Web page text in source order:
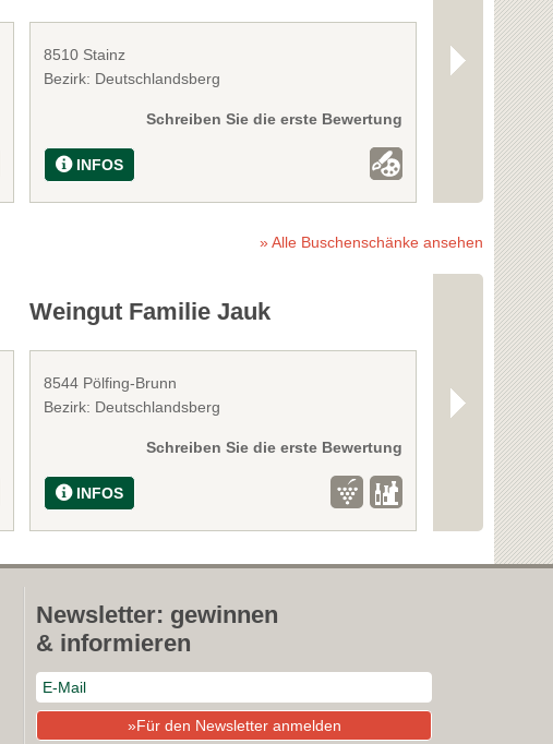
8510 Stainz
Bezirk: Deutschlandsberg
Schreiben Sie die erste Bewertung
INFOS
8510 Stainz
Bezirk:
INFOS
» Alle Buschenschänke ansehen
Weingut Familie Jauk
8544 Pölfing-Brunn
Bezirk: Deutschlandsberg
Schreiben Sie die erste Bewertung
INFOS
Weingut
8524 Bad
Bezirk:
INFOS
Newsletter: gewinnen
& informieren
»Für den Newsletter anmelden